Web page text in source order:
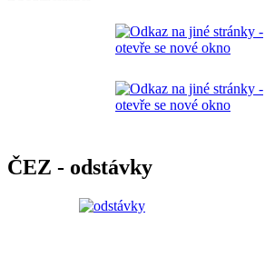
ČEZ - odstávky